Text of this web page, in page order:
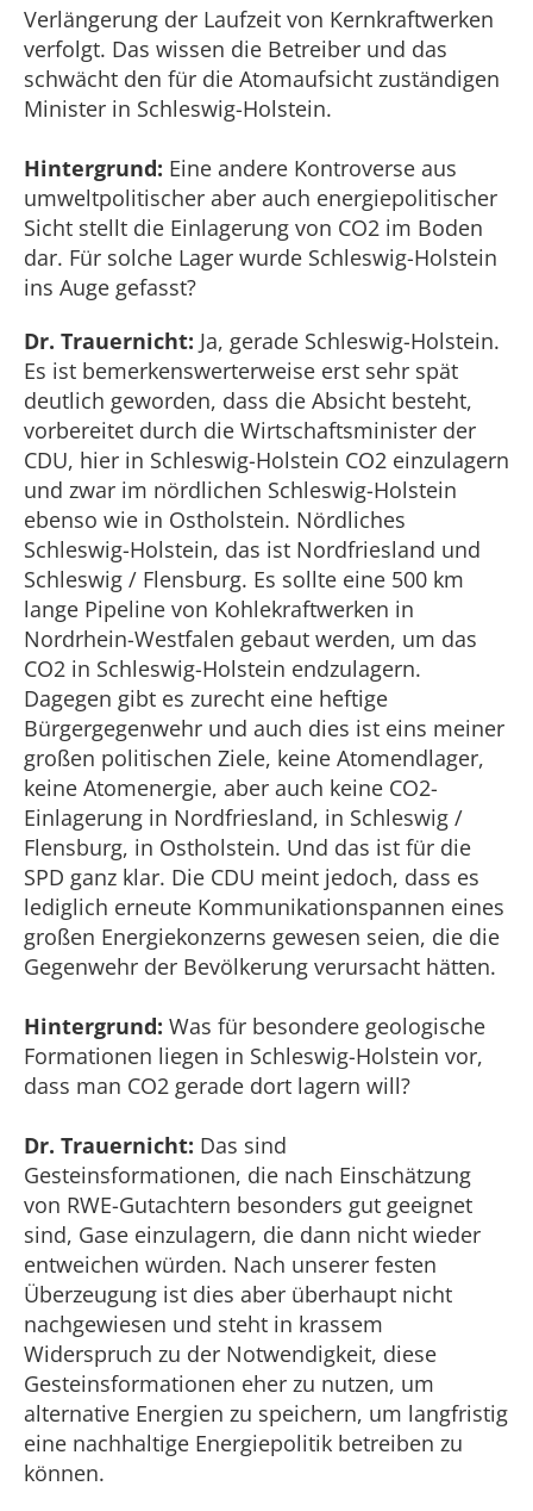
Verlängerung der Laufzeit von Kernkraftwerken
verfolgt. Das wissen die Betreiber und das
schwächt den für die Atomaufsicht zuständigen
Minister in Schleswig-Holstein.
Hintergrund: Eine andere Kontroverse aus
umweltpolitischer aber auch energiepolitischer
Sicht stellt die Einlagerung von CO2 im Boden
dar. Für solche Lager wurde Schleswig-Holstein
ins Auge gefasst?
Dr. Trauernicht: Ja, gerade Schleswig-Holstein.
Es ist bemerkenswerterweise erst sehr spät
deutlich geworden, dass die Absicht besteht,
vorbereitet durch die Wirtschaftsminister der
CDU, hier in Schleswig-Holstein CO2 einzulagern
und zwar im nördlichen Schleswig-Holstein
ebenso wie in Ostholstein. Nördliches
Schleswig-Holstein, das ist Nordfriesland und
Schleswig / Flensburg. Es sollte eine 500 km
lange Pipeline von Kohlekraftwerken in
Nordrhein-Westfalen gebaut werden, um das
CO2 in Schleswig-Holstein endzulagern.
Dagegen gibt es zurecht eine heftige
Bürgergegenwehr und auch dies ist eins meiner
großen politischen Ziele, keine Atomendlager,
keine Atomenergie, aber auch keine CO2-
Einlagerung in Nordfriesland, in Schleswig /
Flensburg, in Ostholstein. Und das ist für die
SPD ganz klar. Die CDU meint jedoch, dass es
lediglich erneute Kommunikationspannen eines
großen Energiekonzerns gewesen seien, die die
Gegenwehr der Bevölkerung verursacht hätten.
Hintergrund: Was für besondere geologische
Formationen liegen in Schleswig-Holstein vor,
dass man CO2 gerade dort lagern will?
Dr. Trauernicht: Das sind
Gesteinsformationen, die nach Einschätzung
von RWE-Gutachtern besonders gut geeignet
sind, Gase einzulagern, die dann nicht wieder
entweichen würden. Nach unserer festen
Überzeugung ist dies aber überhaupt nicht
nachgewiesen und steht in krassem
Widerspruch zu der Notwendigkeit, diese
Gesteinsformationen eher zu nutzen, um
alternative Energien zu speichern, um langfristig
eine nachhaltige Energiepolitik betreiben zu
können.